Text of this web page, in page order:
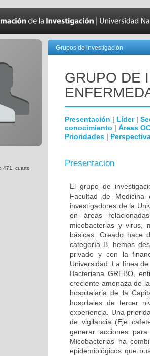
471, cuarto
Grupos de investigación
GRUPO DE
Presentación | Líder|
conocimiento | Áreas
Prioridades |
Presentacion
El grupo de
Facultad de
investigadores de la
en áreas
micobacterias y virus,
básicas. Creado hace
categoría B, hemos
privado y con la
Universidad. La línea
Bacteriana GREBO,
creciente amenaza de
hospitalaria de la
hospitales de tercer
experiencia. Una
de vigilancia (Eje
generar acciones
Micobacterias ha
epidemiológicos que